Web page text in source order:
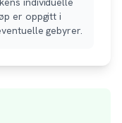
er oppgitt i
gebyrer.